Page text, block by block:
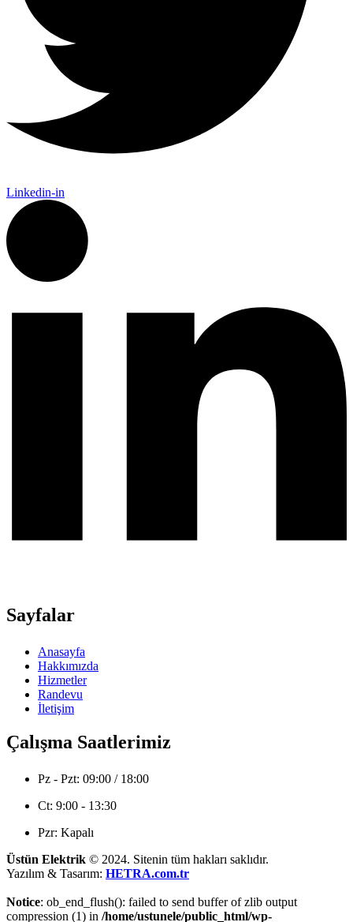
Linkedin-in
Sayfalar
Anasayfa
Hakkımızda
Hizmetler
Randevu
İletişim
Çalışma Saatlerimiz
Pz - Pzt: 09:00 / 18:00
Ct: 9:00 - 13:30
Pzr: Kapalı
Üstün Elektrik © 2024. Sitenin tüm hakları saklıdır.
Yazılım & Tasarım: HETRA.com.tr
Notice: ob_end_flush(): failed to send buffer of zlib output
compression (1) in /home/ustunele/public_html/wp-